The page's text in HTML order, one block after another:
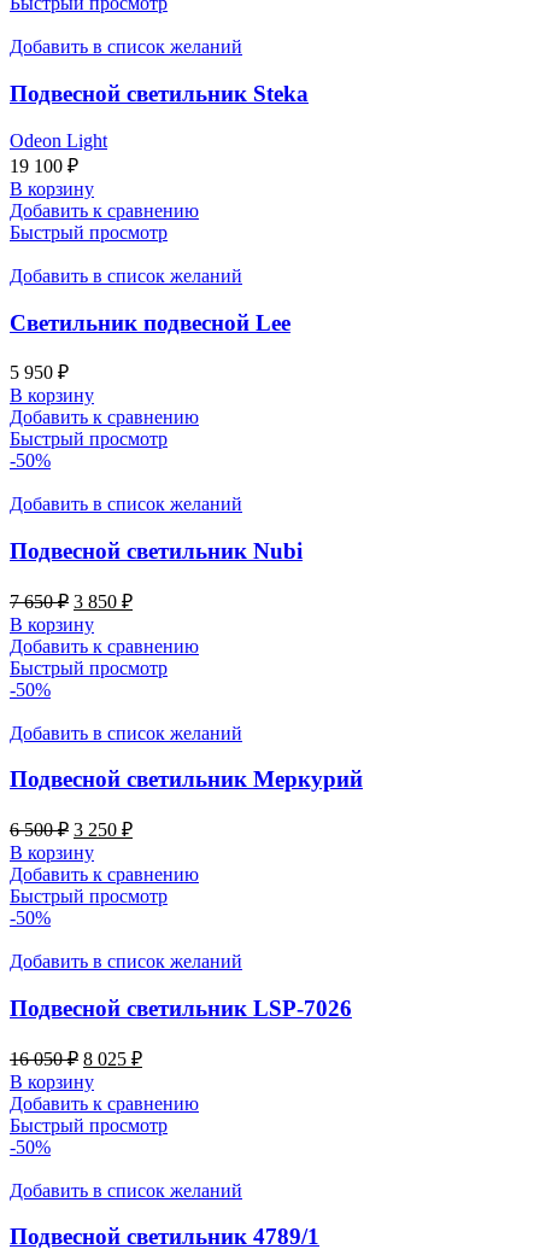
Добавить в список желаний
Подвесной светильник Steka
Odeon Light
19 100 ₽
В корзину
Добавить к сравнению
Быстрый просмотр
Добавить в список желаний
Светильник подвесной Lee
5 950 ₽
В корзину
Добавить к сравнению
Быстрый просмотр
-50%
Добавить в список желаний
Подвесной светильник Nubi
7 650₽ 3 850 ₽
В корзину
Добавить к сравнению
Быстрый просмотр
-50%
Добавить в список желаний
Подвесной светильник Меркурий
6 500₽ 3 250 ₽
В корзину
Добавить к сравнению
Быстрый просмотр
-50%
Добавить в список желаний
Подвесной светильник LSP-7026
16 050₽ 8 025 ₽
В корзину
Добавить к сравнению
Быстрый просмотр
-50%
Добавить в список желаний
Подвесной светильник 4789/1